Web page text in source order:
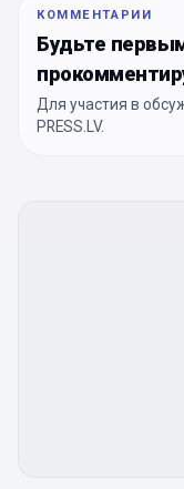
КОММЕНТАРИИ
Будьте
Для участия в
PRESS.LV.